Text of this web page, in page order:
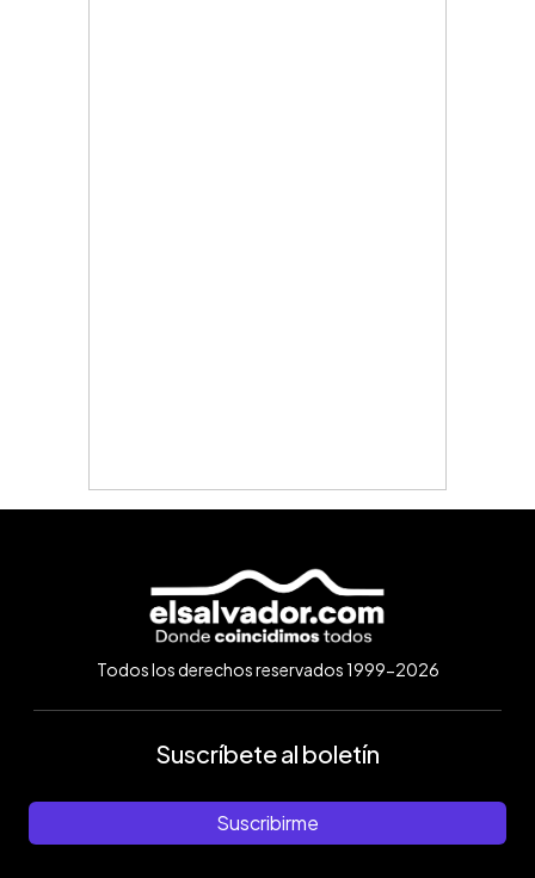
Todos los derechos reservados 1999-2026
Suscríbete al boletín
Suscribirme